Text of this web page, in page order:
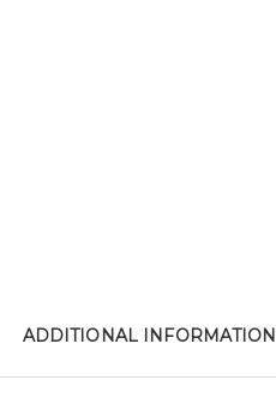
ADDITIONAL INFORMATION